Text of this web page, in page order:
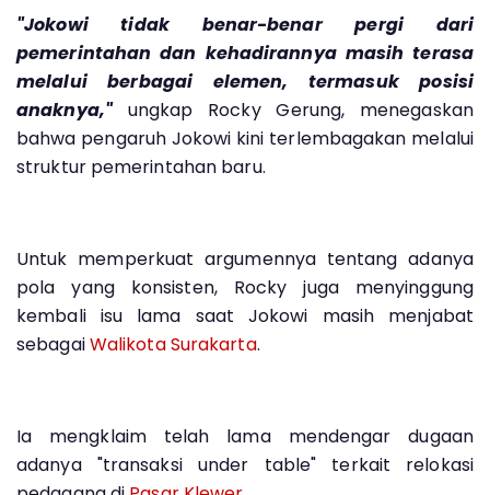
"Jokowi tidak benar-benar pergi dari
pemerintahan dan kehadirannya masih terasa
melalui berbagai elemen, termasuk posisi
anaknya,"ungkap Rocky Gerung, menegaskan
bahwa pengaruh Jokowi kini terlembagakan melalui
struktur pemerintahan baru.
Untuk memperkuat argumennya tentang adanya
pola yang konsisten, Rocky juga menyinggung
kembali isu lama saat Jokowi masih menjabat
sebagaiWalikota Surakarta.
Ia mengklaim telah lama mendengar dugaan
adanya "transaksi under table" terkait relokasi